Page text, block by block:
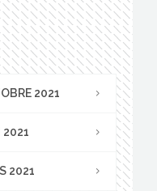
2021
2021
2021